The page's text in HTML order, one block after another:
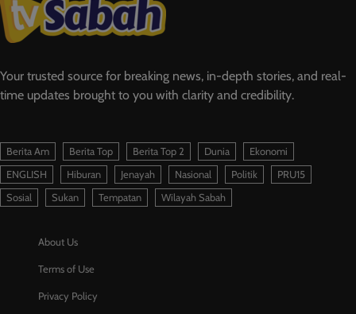
Your trusted source for breaking news, in-depth stories, and real-
time updates brought to you with clarity and credibility.
Berita Am Berita Top Berita Top 2 Dunia
Ekonomi
ENGLISH
Hiburan Jenayah Nasional Politik
PRU15
Sosial
Sukan Tempatan Wilayah Sabah
About Us
Terms of Use
Privacy Policy